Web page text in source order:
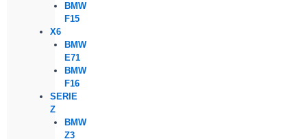
BMW
F15
X6
BMW
E71
BMW
F16
SERIE
Z
BMW
Z3